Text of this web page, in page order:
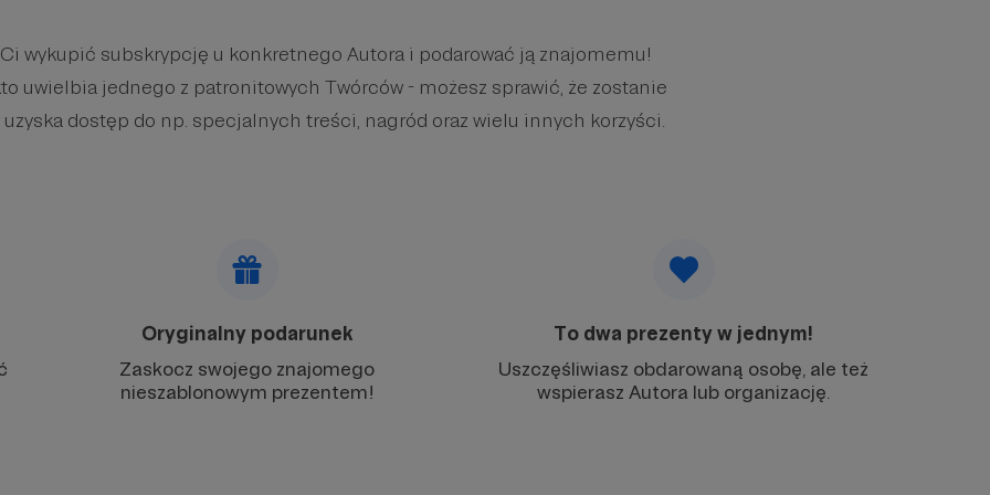
wykupić subskrypcję u konkretnego Autora i podarować ją znajomemu!
uwielbia jednego z patronitowych Twórców - możesz sprawić, że zostanie
dostęp do np. specjalnych treści, nagród oraz wielu innych korzyści.
Oryginalny podarunek
Zaskocz swojego znajomego
nieszablonowym prezentem!
To dwa prezenty w jednym!
Uszczęśliwiasz obdarowaną osobę, ale też
wspierasz Autora lub organizację.